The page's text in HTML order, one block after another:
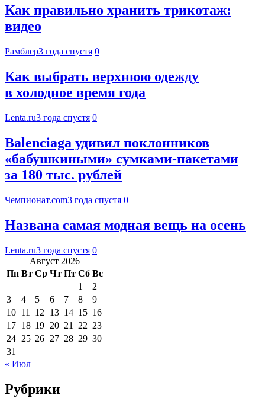
Как правильно хранить трикотаж:
видео
Рамблер3 года спустя 0
Как выбрать верхнюю одежду
в холодное время года
Lenta.ru3 года спустя 0
Balenciaga удивил поклонников
«бабушкиными» сумками-пакетами
за 180 тыс. рублей
Чемпионат.com3 года спустя 0
Названа самая модная вещь на осень
Lenta.ru3 года спустя 0
Август 2026
Пн Вт Ср Чт Пт Сб Вс
1
2
3
4 5 6 7 8
9
10 11 12 13 14 15 16
17 18 19 20 21 22 23
24 25 26 27 28 29 30
31
« Июл
Рубрики